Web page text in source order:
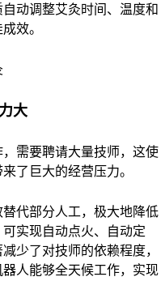
动调整艾灸时间、温度和
效。
大
需要聘请大量技师，这使
了巨大的经营压力。
代部分人工，极大地降低
实现自动点火、自动定
少了对技师的依赖程度，
人能够全天候工作，实现